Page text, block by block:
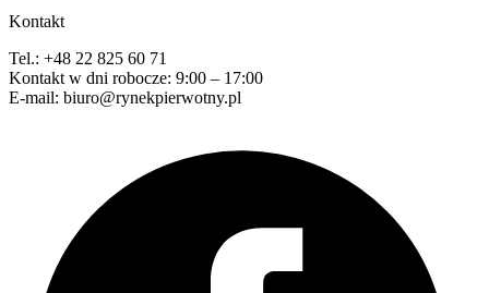
Kontakt
Tel.: +48 22 825 60 71
Kontakt w dni robocze: 9:00 – 17:00
E-mail: biuro@rynekpierwotny.pl